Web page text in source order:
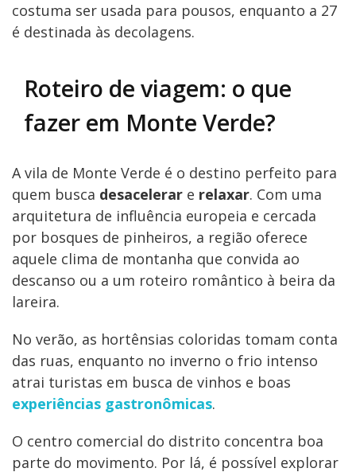
costuma ser usada para pousos, enquanto a 27
é destinada às decolagens.
Roteiro de viagem: o que
fazer em Monte Verde?
A vila de Monte Verde é o destino perfeito para
quem busca desacelerar e relaxar. Com uma
arquitetura de influência europeia e cercada
por bosques de pinheiros, a região oferece
aquele clima de montanha que convida ao
descanso ou a um roteiro romântico à beira da
lareira.
No verão, as hortênsias coloridas tomam conta
das ruas, enquanto no inverno o frio intenso
atrai turistas em busca de vinhos e boas
experiências gastronômicas.
O centro comercial do distrito concentra boa
parte do movimento. Por lá, é possível explorar